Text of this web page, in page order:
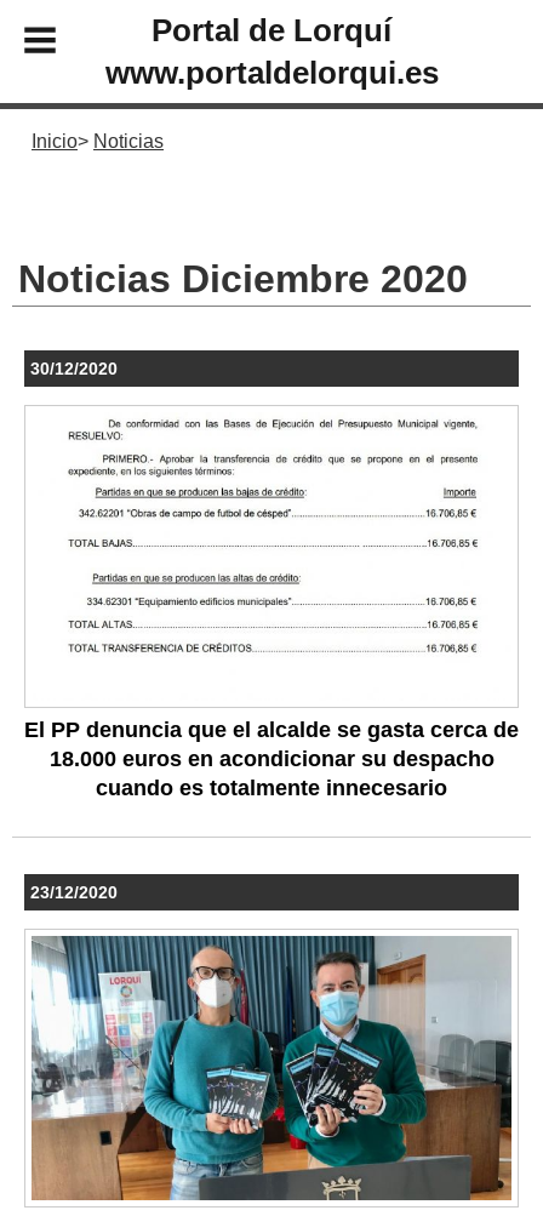
Portal de Lorquí
www.portaldelorqui.es
Inicio Noticias
Noticias Diciembre 2020
30/12/2020
El PP denuncia que el alcalde se gasta cerca de
18.000 euros en acondicionar su despacho
cuando es totalmente innecesario
23/12/2020